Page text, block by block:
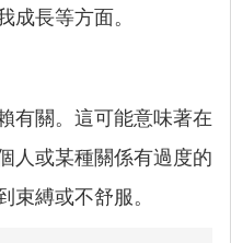
成長等方面。
有關。這可能意味著在
人或某種關係有過度的
束縛或不舒服。